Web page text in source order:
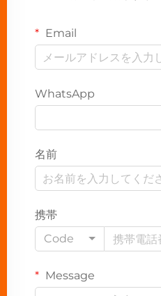
Email
WhatsApp
名前
携帯
Code
Message